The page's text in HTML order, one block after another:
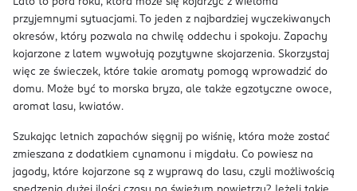
przyjemnymi sytuacjami. To jeden z najbardziej wyczekiwanych
okresów, który pozwala na chwilę oddechu i spokoju. Zapachy
kojarzone z latem wywołują pozytywne skojarzenia. Skorzystaj
więc ze świeczek, które takie aromaty pomogą wprowadzić do
domu. Może być to morska bryza, ale także egzotyczne owoce,
aromat lasu, kwiatów.
Szukając letnich zapachów sięgnij po wiśnię, która może zostać
zmieszana z dodatkiem cynamonu i migdału. Co powiesz na
jagody, które kojarzone są z wyprawą do lasu, czyli możliwością